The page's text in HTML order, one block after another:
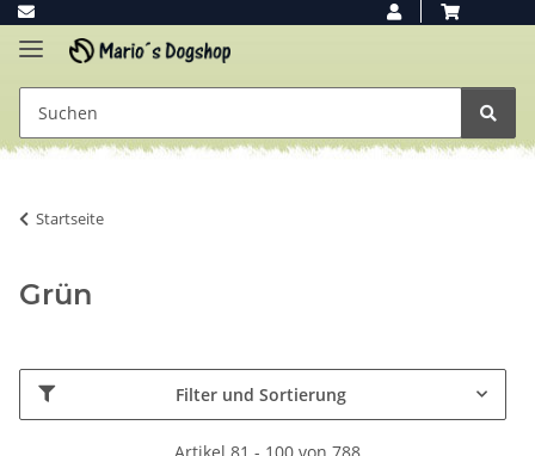
Startseite
Grün
Filter und Sortierung